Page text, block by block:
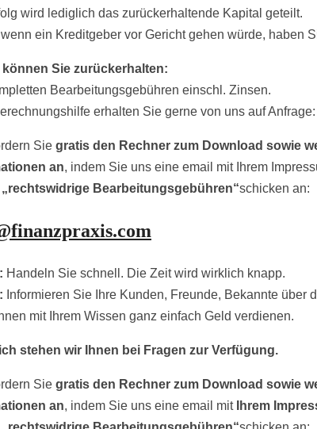
wird lediglich das zurückerhaltende Kapital geteilt.
ein Kreditgeber vor Gericht gehen würde, haben
Sie zurückerhalten:
Bearbeitungsgebühren einschl. Zinsen.
erhalten Sie gerne von uns auf Anfrage:
Sie gratis den Rechner zum Download sowie
an, indem Sie uns eine email mit Ihrem
„rechtswidrige Bearbeitungsgebühren“schicken an:
Handeln Sie schnell. Die Zeit wird wirklich knapp.
Informieren Sie Ihre Kunden, Freunde, Bekannte über
mit Ihrem Wissen ganz einfach Geld verdienen.
stehen wir Ihnen bei Fragen zur Verfügung.
Sie gratis den Rechner zum Download sowie
an, indem Sie uns eine email mit Ihrem